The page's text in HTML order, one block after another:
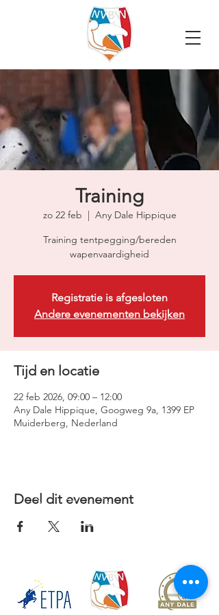
Training
zo 22 feb
  |
Any Dale Hippique
Training tentpegging/bereden
wapenvaardigheid
Registratie is afgesloten
Andere evenementen bekijken
Tijd en locatie
22 feb 2026, 09:00 – 12:00
Any Dale Hippique, Googweg 9a, 1399 EP
Muiderberg, Nederland
Deel dit evenement